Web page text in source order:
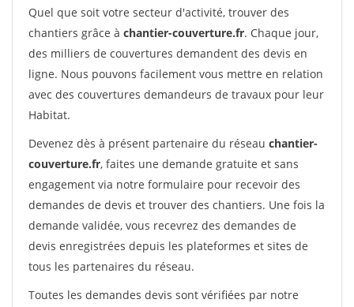
Quel que soit votre secteur d'activité, trouver des
chantiers grâce à chantier-couverture.fr. Chaque jour,
des milliers de couvertures demandent des devis en
ligne. Nous pouvons facilement vous mettre en relation
avec des couvertures demandeurs de travaux pour leur
Habitat.
Devenez dès à présent partenaire du réseau chantier-
couverture.fr, faites une demande gratuite et sans
engagement via notre formulaire pour recevoir des
demandes de devis et trouver des chantiers. Une fois la
demande validée, vous recevrez des demandes de
devis enregistrées depuis les plateformes et sites de
tous les partenaires du réseau.
Toutes les demandes devis sont vérifiées par notre